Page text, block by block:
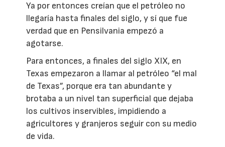
Ya por entonces creían que el petróleo no
llegaría hasta finales del siglo, y sí que fue
verdad que en Pensilvania empezó a
agotarse.
Para entonces, a finales del siglo XIX, en
Texas empezaron a llamar al petróleo “el mal
de Texas”, porque era tan abundante y
brotaba a un nivel tan superficial que dejaba
los cultivos inservibles, impidiendo a
agricultores y granjeros seguir con su medio
de vida.